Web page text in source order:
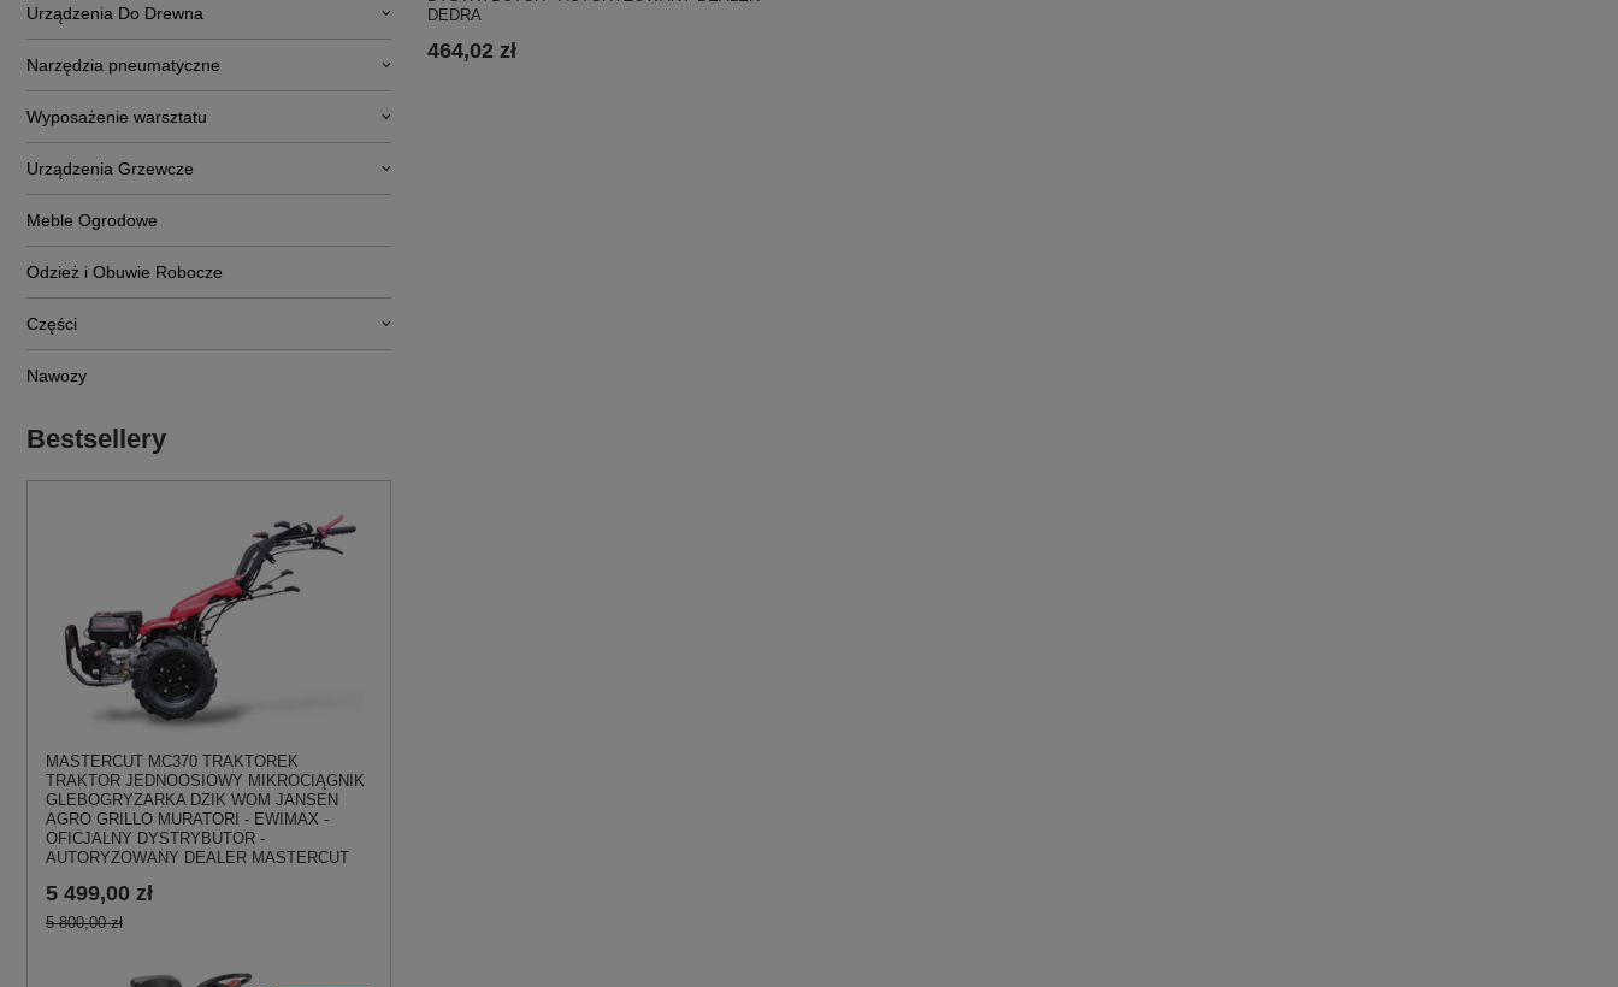
Urządzenia Do Drewna
Narzędzia pneumatyczne
Wyposażenie warsztatu
Urządzenia Grzewcze
Meble Ogrodowe
Odzież i Obuwie Robocze
Części
Nawozy
Bestsellery
MASTERCUT MC370 TRAKTOREK
TRAKTOR JEDNOOSIOWY MIKROCIĄGNIK
GLEBOGRYZARKA DZIK WOM JANSEN
AGRO GRILLO MURATORI - EWIMAX -
OFICJALNY DYSTRYBUTOR -
AUTORYZOWANY DEALER MASTERCUT
5 499,00 zł
5 800,00 zł
DEDRA
464,02 zł